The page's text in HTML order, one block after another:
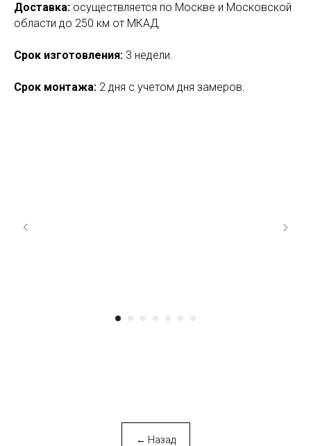
Доставка: осуществляется по Москве и Московской
области до 250 км от МКАД.
Срок изготовления: 3 недели.
Срок монтажа: 2 дня с учетом дня замеров.
← Назад